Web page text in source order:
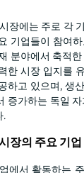
장에는 주로 각
기업들이 참여
분야에서 축적
한 시장 입지를
하고 있으며, 생
증가하는 독일
.
장의 주요 기업
에서 활동하는